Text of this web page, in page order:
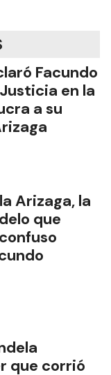
Facundo
en la
a su
Arizaga, la
que
que corrió